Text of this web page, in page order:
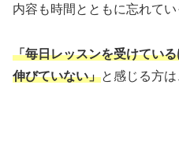
内容も時間とともに忘れて
「毎日レッスンを受けてい
伸びていない」と感じる方